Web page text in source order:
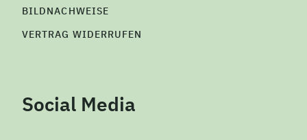
BILDNACHWEISE
VERTRAG WIDERRUFEN
Social Media